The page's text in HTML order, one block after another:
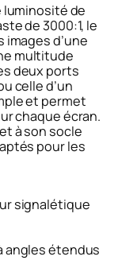
luminosité de
de 3000:1, le
d’une
multitude
deux ports
celle d’un
et permet
chaque écran.
à son socle
pour les
signalétique
angles étendus